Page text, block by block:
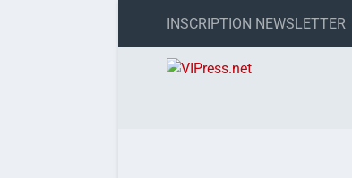
INSCRIPTION NEWSLETTER